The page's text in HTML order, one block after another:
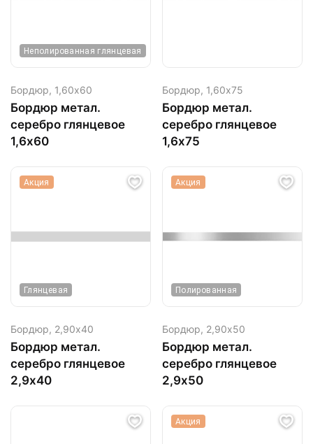
Неполированная глянцевая
Бордюр, 1,60х60
Бордюр метал.
серебро глянцевое
1,6х60
Бордюр, 1,60х75
Бордюр метал.
серебро глянцевое
1,6х75
Акция
Глянцевая
Бордюр, 2,90х40
Бордюр метал.
серебро глянцевое
2,9х40
Акция
Полированная
Бордюр, 2,90х50
Бордюр метал.
серебро глянцевое
2,9х50
Акция